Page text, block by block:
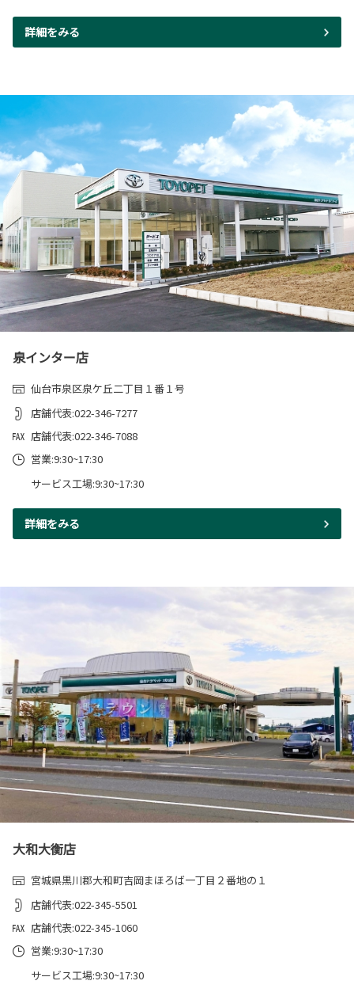
詳細をみる
泉インター店
仙台市泉区泉ケ丘二丁目１番１号
店舗代表:022-346-7277
店舗代表:022-346-7088
営業:9:30~17:30
サービス工場:9:30~17:30
詳細をみる
大和大衡店
宮城県黒川郡大和町吉岡まほろば一丁目２番地の１
店舗代表:022-345-5501
店舗代表:022-345-1060
営業:9:30~17:30
サービス工場:9:30~17:30